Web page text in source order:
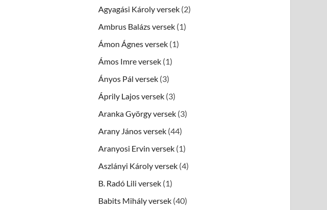
Agyagási Károly versek (2)
Ambrus Balázs versek (1)
Ámon Ágnes versek (1)
Ámos Imre versek (1)
Ányos Pál versek (3)
Áprily Lajos versek (3)
Aranka György versek (3)
Arany János versek (44)
Aranyosi Ervin versek (1)
Aszlányi Károly versek (4)
B. Radó Lili versek (1)
Babits Mihály versek (40)